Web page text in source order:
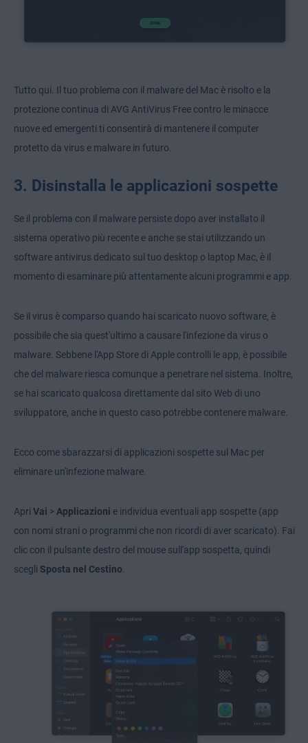
Tutto qui. Il tuo problema con il malware del Mac è risolto e la
protezione continua di AVG AntiVirus Free contro le minacce
nuove ed emergenti ti consentirà di mantenere il computer
protetto da virus e malware in futuro.
3. Disinstalla le applicazioni sospette
Se il problema con il malware persiste dopo aver installato il
sistema operativo più recente e anche se stai utilizzando un
software antivirus dedicato sul tuo desktop o laptop Mac, è il
momento di esaminare più attentamente alcuni programmi e app.
Se il virus è comparso quando hai scaricato nuovo software, è
possibile che sia quest'ultimo a causare l'infezione da virus o
malware. Sebbene l'App Store di Apple controlli le app, è possibile
che del malware riesca comunque a penetrare nel sistema. Inoltre,
se hai scaricato qualcosa direttamente dal sito Web di uno
sviluppatore, anche in questo caso potrebbe contenere malware.
Ecco come sbarazzarsi di applicazioni sospette sul Mac per
eliminare un'infezione malware.
Apri Vai > Applicazioni e individua eventuali app sospette (app
con nomi strani o programmi che non ricordi di aver scaricato). Fai
clic con il pulsante destro del mouse sull'app sospetta, quindi
scegli Sposta nel Cestino.